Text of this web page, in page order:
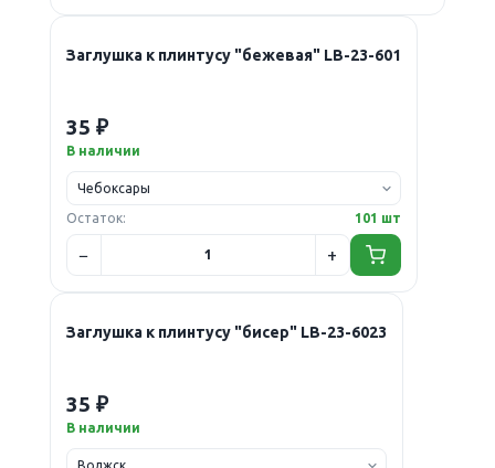
Заглушка к плинтусу "бежевая" LB-23-601
35 ₽
В наличии
Остаток: 101 шт
Заглушка к плинтусу "бисер" LB-23-6023
35 ₽
В наличии